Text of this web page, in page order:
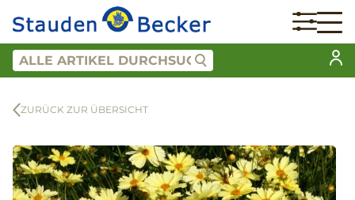
ZURÜCK ZUR ÜBERSICHT